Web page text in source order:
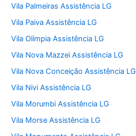
Vila Palmeiras Assistência LG
Vila Paiva Assistência LG
Vila Olímpia Assistência LG
Vila Nova Mazzei Assistência LG
Vila Nova Conceição Assistência LG
Vila Nivi Assistência LG
Vila Morumbi Assistência LG
Vila Morse Assistência LG